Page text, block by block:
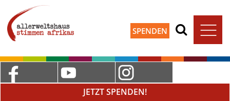
SPENDEN
JETZT SPENDEN!